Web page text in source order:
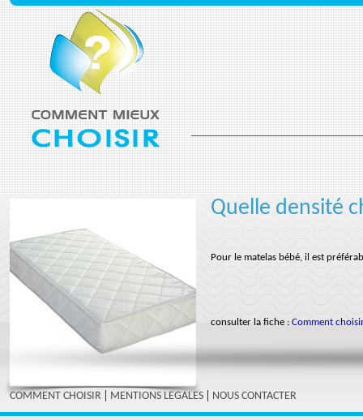
Quelle densité
Pour le matelas bébé, il est
consulter la fiche : Comment
COMMENT CHOISIR | MENTIONS LEGALES | NOUS CONTACTER